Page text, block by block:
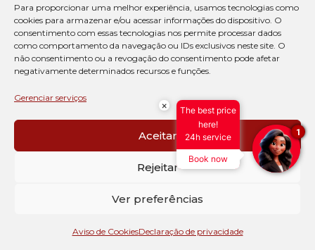
Para proporcionar uma melhor experiência, usamos tecnologias como
cookies para armazenar e/ou acessar informações do dispositivo. O
consentimento com essas tecnologias nos permite processar dados
como comportamento da navegação ou IDs exclusivos neste site. O
não consentimento ou a revogação do consentimento pode afetar
negativamente determinados recursos e funções.
Gerenciar serviços
Aceitar
Rejeitar
Ver preferências
Aviso de CookiesDeclaração de privacidade
momentos especiais no divertidoLanche com
Heróis. Já naterça-feira , é a vez do encantador
Chá das Princesas, cheio de magia e fantasia.
Aquarta-feira ganha ainda mais animação com o
tradicionalArraiá, trazendo música, brincadeiras
e o clima típico das festas juninas. Na
, os hóspedes podem aproveitar o elegante
, enquanto a sexta-feira
termina
em grande estilo com mais um animadoHappy
Canton oferece a promoçãoFique Mais e
Fique 4 noites e pague apenas 3;
×
The best price
here!
24h service
Book now
1